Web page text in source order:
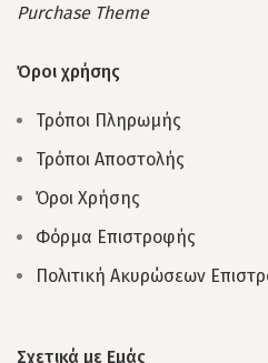
Purchase Theme
Όροι χρήσης
Τρόποι Πληρωμής
Τρόποι Αποστολής
Όροι Χρήσης
Φόρμα Επιστροφής
Πολιτική Ακυρώσεων
Σχετικά με Εμάς